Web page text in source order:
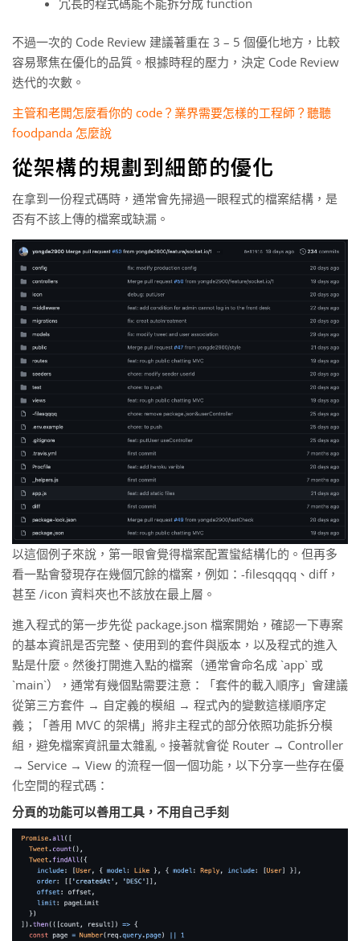
冗長的程式碼能不能拆分成 function
不過一次的 Code Review 建議著重在 3 – 5 個優化地方，比較
容易聚焦在優化的品質。根據時程的壓力，決定 Code Review
迭代的次數。
主管和老闆怎麼看你的 code？業界需要怎樣的工程師？聽聽
foodpanda 怎麼說
從架構的規劃到細節的優化
在拿到一份程式碼時，通常會先掃過一眼程式的檔案結構，是
否有不該上傳的檔案或缺漏。
以這個例子來說，第一眼會覺得檔案配置蠻結構化的。但再多
看一點會發現存在幾個冗餘的檔案，例如：-filesqqqq、diff，
甚至 /icon 資料夾也不該放在最上層。
進入程式的第一步先從 package.json 檔案開始，確認一下專案
的基本資訊是否完整、使用到的套件與版本，以及程式的進入
點是什麼。然後打開進入點的檔案（通常會命名成 `app` 或
`main`），通常有幾個點需要注意：「套件的載入順序」會建議
從第三方套件 → 自定義的模組 → 程式內的變數這樣順序定
義；「善用 MVC 的架構」將非主程式的部分依照功能拆分模
組，避免檔案資訊量太雜亂。接著就會從 Router → Controller
→ Service → View 的流程一個一個功能，以下分享一些存在優
化空間的程式碼：
分頁的功能可以善用工具，不用自己手刻